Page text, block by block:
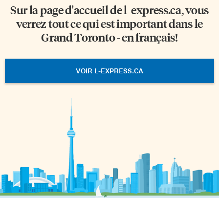
Sur la page d'accueil del-express.ca, vous
verrez tout ce qui est important dans le
Grand Toronto - en français!
VOIR L-EXPRESS.CA